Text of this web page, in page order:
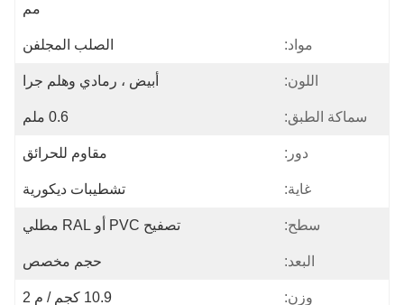
مم
مواد: الصلب المجلفن
اللون: أبيض ، رمادي وهلم جرا
سماكة الطبق: 0.6 ملم
دور: مقاوم للحرائق
غاية: تشطيبات ديكورية
سطح: تصفيح PVC أو RAL مطلي
البعد: حجم مخصص
وزن: 10.9 كجم / م 2